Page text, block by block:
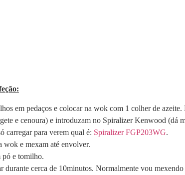
em pedaços e colocar na wok com 1 colher de
e cenoura) e introduzam no Spiralizer Kenwood (dá
carregar para verem qual é: Spiralizer FGP203WG.
wok e mexam até envolver.
pó e tomilho.
durante cerca de 10minutos. Normalmente vou